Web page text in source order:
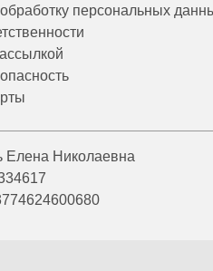
персональных
Елена Николаевна